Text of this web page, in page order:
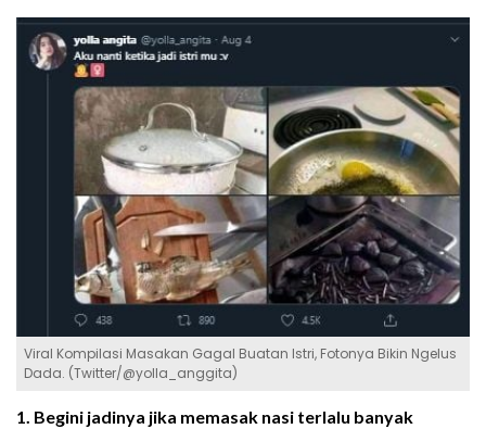
Viral Kompilasi Masakan Gagal Buatan Istri, Fotonya Bikin Ngelus
Dada. (Twitter/@yolla_anggita)
1. Begini jadinya jika memasak nasi terlalu banyak